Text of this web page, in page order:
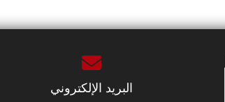
البريد الإلكتروني